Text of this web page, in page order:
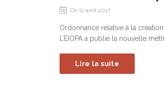
On 11 avril 2017
Ordonnance relative à la
L’EIOPA a publié la nouvelle
Lire la suite